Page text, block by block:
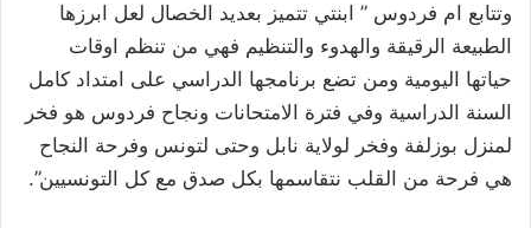
وتتابع ام فردوس ” ابنتي تتميز بعديد الخصال لعل ابرزها
الطبيعة الرقيقة والهدوء والتنظيم فهي من تنظم اوقات
حياتها اليومية ومن تضع برنامجها الدراسي على امتداد كامل
السنة الدراسية وفي فترة الامتحانات ونجاح فردوس هو فخر
لمنزل بوزلفة وفخر لولاية نابل وحتى لتونس وفرحة النجاح
هي فرحة من القلب نتقاسمها بكل صدق مع كل التونسيين”.